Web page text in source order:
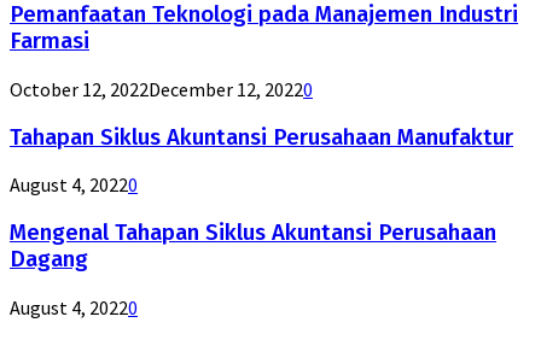
Pemanfaatan Teknologi pada Manajemen Industri
Farmasi
October 12, 2022December 12, 20220
Tahapan Siklus Akuntansi Perusahaan Manufaktur
August 4, 20220
Mengenal Tahapan Siklus Akuntansi Perusahaan
Dagang
August 4, 20220